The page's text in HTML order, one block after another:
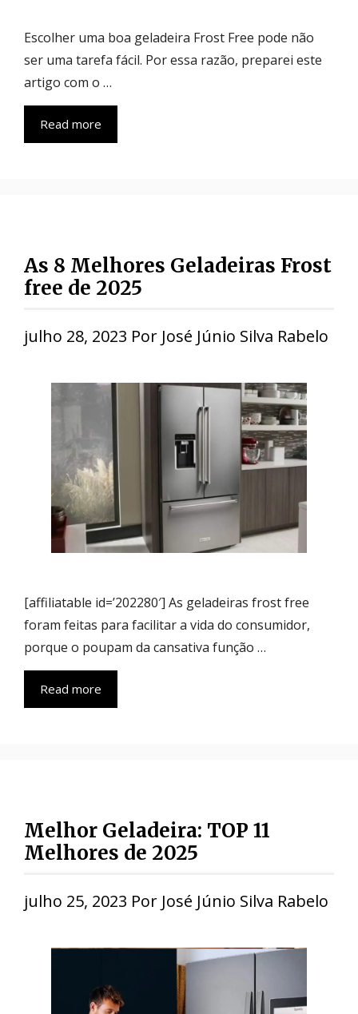
Escolher uma boa geladeira Frost Free pode não
ser uma tarefa fácil. Por essa razão, preparei este
artigo com o …
Read more
As 8 Melhores Geladeiras Frost
free de 2025
julho 28, 2023 Por José Júnio Silva Rabelo
[affiliatable id=’202280′] As geladeiras frost free
foram feitas para facilitar a vida do consumidor,
porque o poupam da cansativa função …
Read more
Melhor Geladeira: TOP 11
Melhores de 2025
julho 25, 2023 Por José Júnio Silva Rabelo